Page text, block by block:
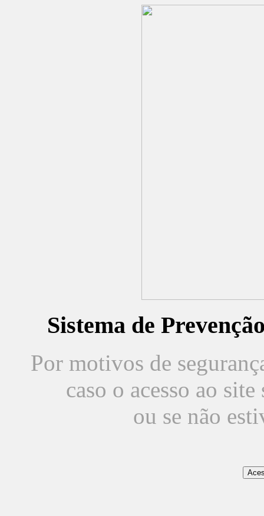
Sistema de
Por motivos de
caso o acesso ao
ou se não